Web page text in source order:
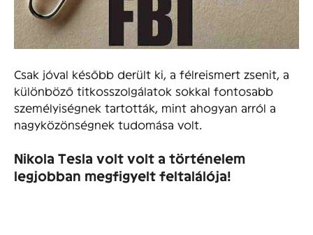
Csak jóval később derült ki, a félreismert zsenit, a
különböző titkosszolgálatok sokkal fontosabb
személyiségnek tartották, mint ahogyan arról a
nagyközönségnek tudomása volt.
Nikola Tesla volt volt a történelem
legjobban megfigyelt feltalálója!